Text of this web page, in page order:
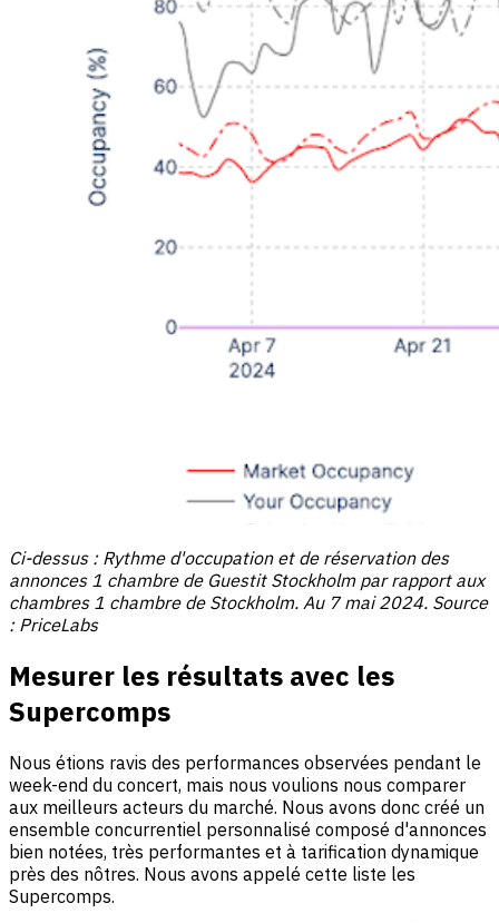
Ci-dessus : Rythme d'occupation et de réservation des
annonces 1 chambre de Guestit Stockholm par rapport aux
chambres 1 chambre de Stockholm. Au 7 mai 2024. Source
: PriceLabs
Mesurer les résultats avec les
Supercomps
Nous étions ravis des performances observées pendant le
week-end du concert, mais nous voulions nous comparer
aux meilleurs acteurs du marché. Nous avons donc créé un
ensemble concurrentiel personnalisé composé d'annonces
bien notées, très performantes et à tarification dynamique
près des nôtres. Nous avons appelé cette liste les
Supercomps.